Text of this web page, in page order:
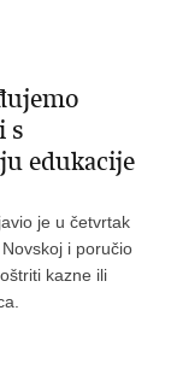
s
edukacije
je u četvrtak
i poručio
kazne ili